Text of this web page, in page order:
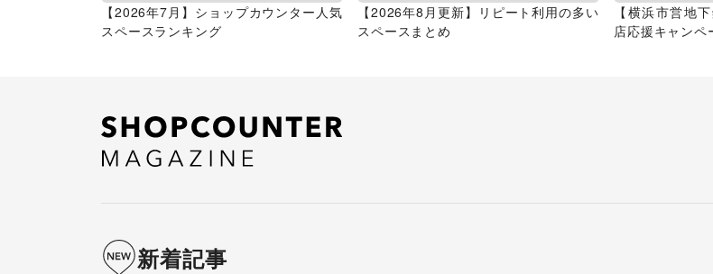
【2026年7月】ショップカウンター人気
スペースランキング
【2026年8月更新】リピート利用の多い
スペースまとめ
【横浜市営地
店応援キャンペ
新着記事